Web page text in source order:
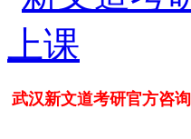
武汉新文道考研官方咨